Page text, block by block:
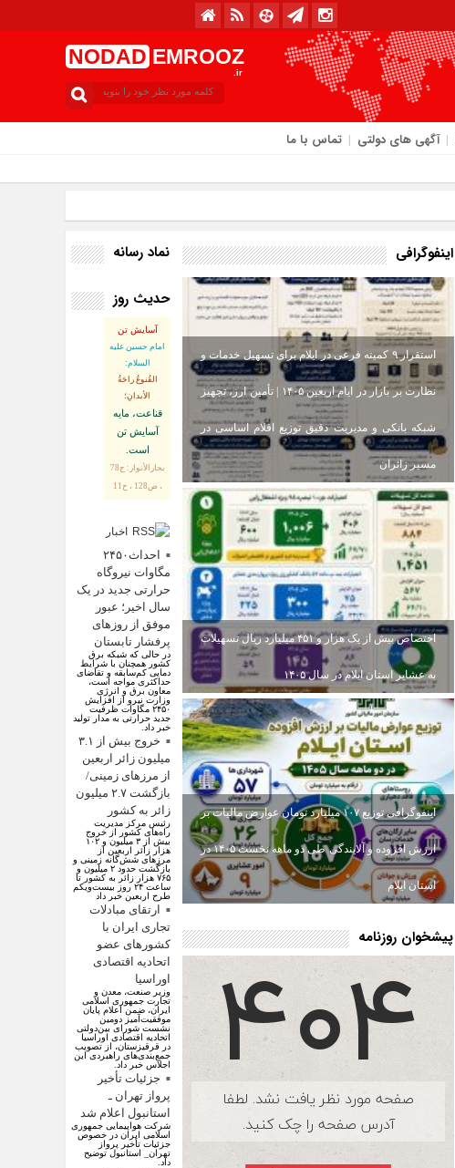
NODAD EMROOZ
.ir
آگهی های دولتی تماس با ما
اینفوگرافی
استقرار ۹ کمیته فرعی در ایلام برای تسهیل خدمات و
نظارت بر بازار در ایام اربعین ۱۴۰۵ | تأمین ارز، تجهیز
شبکه بانکی و مدیریت دقیق توزیع اقلام اساسی در
مسیر زائران
اختصاص بیش از یک هزار و ۴۵۱ میلیارد ریال تسهیلات
به عشایر استان ایلام در سال ۱۴۰۵
اینفوگرافی توزیع ۱۰۷ میلیارد تومان عوارض مالیات بر
ارزش افزوده و آلایندگی طی دو ماهه نخست ۱۴۰۵ در
استان ایلام
پیشخوان روزنامه
نماد رسانه
حدیث روز
آسایش تن
امام حسین علیه
السلام:
القُنوعُ راحَةُ
الأبدانِ؛
قناعت، مايه
آسايش تن
است.
بحارالأنوار: ج78
، ص128 ، ح11
اخبار
اقتصادی احداث۲۴۵۰
مگاوات نیروگاه
حرارتی جدید در یک
سال اخیر؛ عبور
موفق از روز‌های
پرفشار تابستان
در حالی که شبکه برق
کشور همچنان با شرایط
دمایی کم‌سابقه و تقاضای
حداکثری مواجه است،
معاون برق و انرژی
وزارت نیرو از افزایش
۲۴۵۰ مگاوات ظرفیت
جدید حرارتی به مدار تولید
خبر داد.
خروج بیش از ۳.۱
میلیون زائر اربعین
از مرزهای زمینی/
بازگشت ۲.۷ میلیون
زائر به کشور
رئیس مرکز مدیریت
راه‌های کشور از خروج
بیش از ۳ میلیون و ۱۰۲
هزار زائر اربعین از
مرزهای شش‌گانه زمینی و
بازگشت حدود ۲ میلیون و
۷۶۵ هزار زائر به کشور تا
ساعت ۲۴ روز بیست‌ویکم
طرح اربعین خبر داد
ارتقای مبادلات
تجاری ایران با
کشور‌های عضو
اتحادیه اقتصادی
اوراسیا
وزیر صنعت، معدن و
تجارت جمهوری اسلامی
ایران، ضمن اعلام پایان
موفقیت‌آمیز دومین
نشست شورای بین‌دولتی
اتحادیه اقتصادی اوراسیا
در قرقیزستان، از تصویب
جمع‌بندی‌های راهبردی این
اجلاس خبر داد.
جزئیات تأخیر
پرواز تهران ـ
استانبول اعلام شد
شرکت هواپیمایی جمهوری
اسلامی ایران در خصوص
جزئیات تأخیر پرواز
تهران_ استانبول توضیح
داد.